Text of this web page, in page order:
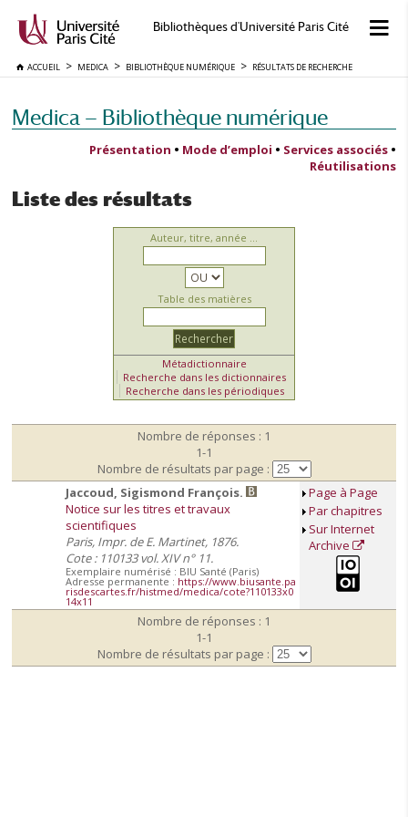
Bibliothèques d'Université Paris Cité
ACCUEIL MEDICA BIBLIOTHÈQUE NUMÉRIQUE RÉSULTATS DE RECHERCHE
Medica — Bibliothèque numérique
Présentation • Mode d’emploi • Services associés •
Réutilisations
Liste des résultats
Auteur, titre, année ...
Table des matières
Métadictionnaire
Recherche dans les dictionnaires
Recherche dans les périodiques
Nombre de réponses : 1
1-1
Nombre de résultats par page :
Jaccoud, Sigismond François.
Notice sur les titres et travaux
scientifiques
Paris, Impr. de E. Martinet, 1876.
Cote : 110133 vol. XIV n° 11.
Exemplaire numérisé : BIU Santé (Paris)
Adresse permanente : https://www.biusante.pa
risdescartes.fr/histmed/medica/cote?110133x0
14x11
Page à Page
Par chapitres
Sur Internet
Archive
Nombre de réponses : 1
1-1
Nombre de résultats par page :